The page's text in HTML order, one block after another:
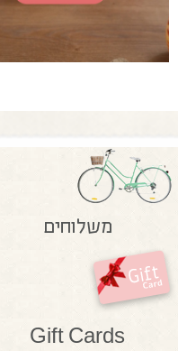
משלוחים
Gift Cards